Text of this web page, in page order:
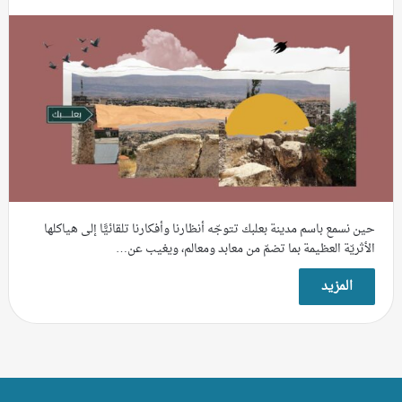
حين نسمع باسم مدينة بعلبك تتوجّه أنظارنا وأفكارنا تلقائيًّا إلى هياكلها
الأثريّة العظيمة بما تضمّ من معابد ومعالم، ويغيب عن…
المزيد